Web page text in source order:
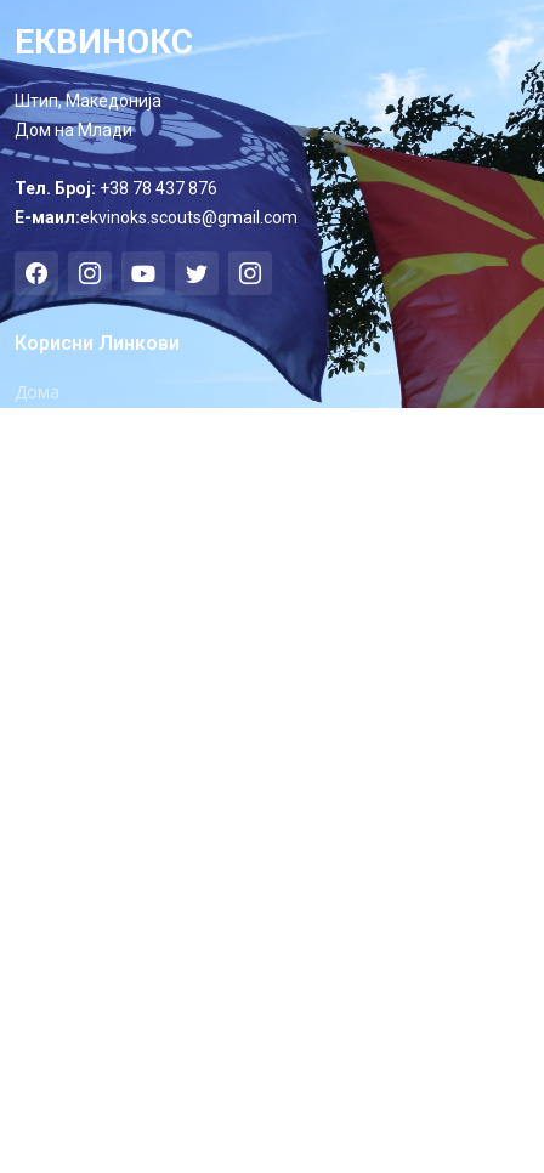
ЕКВИНОКС
Штип, Македонија
Дом на Млади
Тел. Број: +38 78 437 876
Е-маил:ekvinoks.scouts@gmail.com
Корисни Линкови
Дома